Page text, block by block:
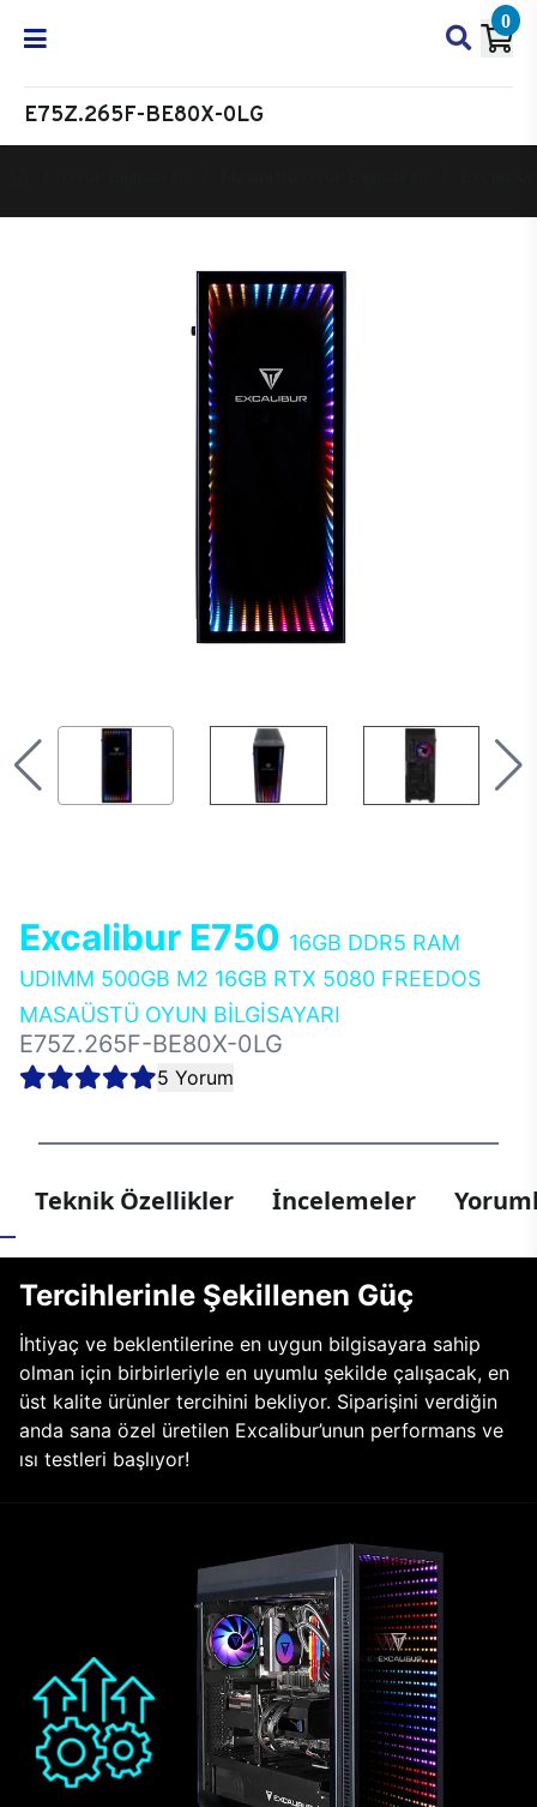
0
E75Z.265F-BE80X-0LG
Excalibur E750 16GB DDR5 RAM
UDIMM 500GB M2 16GB RTX 5080 FREEDOS
MASAÜSTÜ OYUN BİLGİSAYARI
E75Z.265F-BE80X-0LG
5 Yorum
Teknik Özellikler İncelemeler
Tercihlerinle Şekillenen Güç
İhtiyaç ve beklentilerine en uygun bilgisayara sahip
olman için birbirleriyle en uyumlu şekilde çalışacak, en
üst kalite ürünler tercihini bekliyor. Siparişini verdiğin
anda sana özel üretilen Excalibur’unun performans ve
ısı testleri başlıyor!